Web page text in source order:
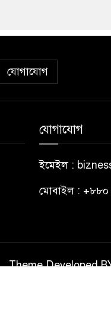
যোগাযোগ
যোগাযোগ
ইমেইল :
মোবাইল :
Theme Developed